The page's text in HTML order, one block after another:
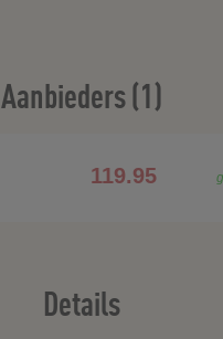
Aanbieders (1)
119.95
Details